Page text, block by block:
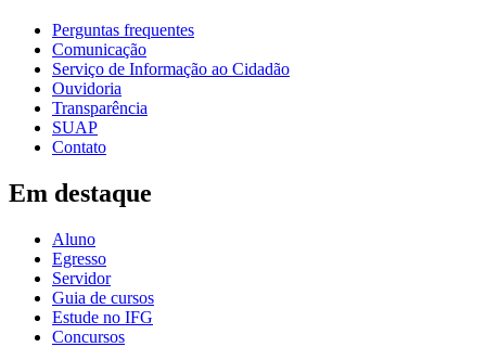
Perguntas frequentes
Comunicação
Serviço de Informação ao Cidadão
Ouvidoria
Transparência
SUAP
Contato
Em destaque
Aluno
Egresso
Servidor
Guia de cursos
Estude no IFG
Concursos